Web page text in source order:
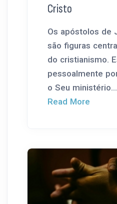
Cristo
Os apóstolos de
são figuras
do cristianismo.
pessoalmente
o Seu ministério...
Read More